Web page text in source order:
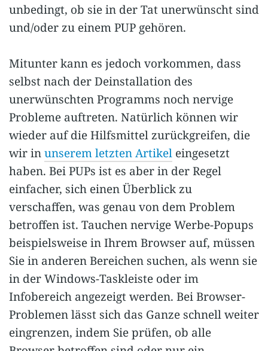
unbedingt, ob sie in der Tat unerwünscht sind
und/oder zu einem PUP gehören.
Mitunter kann es jedoch vorkommen, dass
selbst nach der Deinstallation des
unerwünschten Programms noch nervige
Probleme auftreten. Natürlich können wir
wieder auf die Hilfsmittel zurückgreifen, die
wir inunserem letzten Artikel eingesetzt
haben. Bei PUPs ist es aber in der Regel
einfacher, sich einen Überblick zu
verschaffen, was genau von dem Problem
betroffen ist. Tauchen nervige Werbe-Popups
beispielsweise in Ihrem Browser auf, müssen
Sie in anderen Bereichen suchen, als wenn sie
in der Windows-Taskleiste oder im
Infobereich angezeigt werden. Bei Browser-
Problemen lässt sich das Ganze schnell weiter
eingrenzen, indem Sie prüfen, ob alle